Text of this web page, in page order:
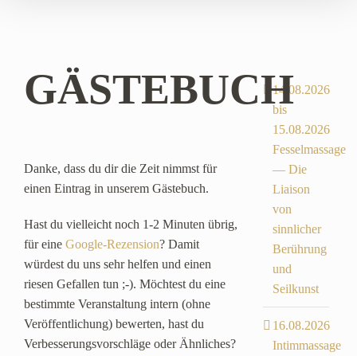
GÄSTEBUCH
Danke, dass du dir die Zeit nimmst für
einen Eintrag in unserem Gästebuch.
Hast du vielleicht noch 1-2 Minuten übrig,
für eine Google-Rezension? Damit
würdest du uns sehr helfen und einen
riesen Gefallen tun ;-). Möchtest du eine
bestimmte Veranstaltung intern (ohne
Veröffentlichung) bewerten, hast du
Verbesserungsvorschläge oder Ähnliches?
14.08.2026
bis
15.08.2026
Fesselmassage
— Die
Liaison
von
sinnlicher
Berührung
und
Seilkunst
16.08.2026
Intimmassage